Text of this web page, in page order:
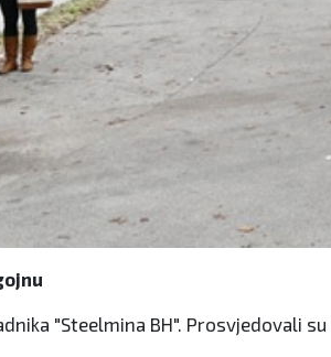
"Steelmina BH". Prosvjedovali